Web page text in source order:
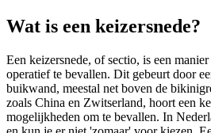
Wat is een keizersnede?
Een keizersnede, of sectio, is een
operatief te bevallen. Dit gebeurt door
buikwand, meestal net boven de
zoals China en Zwitserland, hoort een
mogelijkheden om te bevallen. In